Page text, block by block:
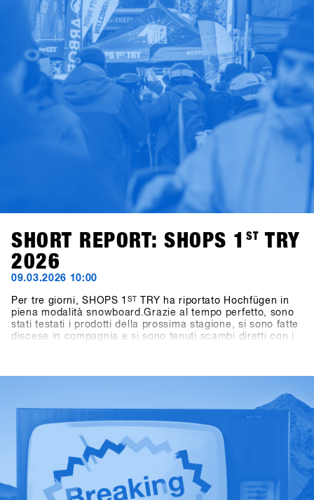
SHORT REPORT: SHOPS 1 ST TRY
2026
09.03.2026 10:00
Per tre giorni, SHOPS 1ST
TRY ha riportato Hochfügen in
piena modalità snowboard.Grazie al tempo perfetto, sono
stati testati i prodotti della prossima stagione, si sono fatte
discese in compagnia e si sono tenuti scambi diretti con i
dalla montagna le attività sono proseguite: dai giochi nei
pub al BAWA ai DJ set al Kosis e ai rilassanti After Shred
Gatherings, le giornate si sono concluse naturalmente in
compagnia.In totale, hanno partecipato 1.461 persone
provenienti da oltre 30 paesi, tra cui 265 negozi.Scopri i
momenti salienti nella Galleria storica di SHOPS 1
TRY.SHOPS 1 STTRY torna a Hochfügen dal 17 al 19
gennaio 2027.